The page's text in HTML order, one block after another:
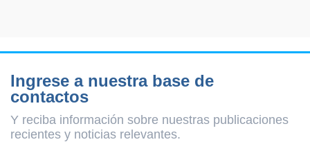
Ingrese a nuestra base de
contactos
Y reciba información sobre nuestras publicaciones
recientes y noticias relevantes.